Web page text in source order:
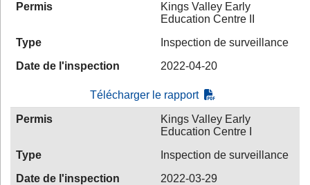
Permis
Kings Valley Early
Education Centre II
Type
Inspection de surveillance
Date de l'inspection
2022-04-20
Télécharger le rapport
Permis
Kings Valley Early
Education Centre I
Type
Inspection de surveillance
Date de l'inspection
2022-03-29